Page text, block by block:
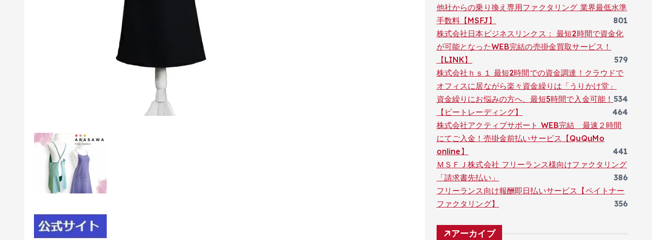
他社からの乗り換え専用ファクタリング 業界最低水準
手数料【MSFJ】
801
株式会社日本ビジネスリンクス： 最短2時間で資金化
が可能となったWEB完結の売掛金買取サービス！
【LINK】
579
株式会社ｈｓ１ 最短2時間での資金調達！クラウドで
オフィスに居ながら楽々資金繰りは「うりかけ堂」
534
資金繰りにお悩みの方へ、最短5時間で入金可能！
【ビートレーディング】
464
株式会社アクティブサポート WEB完結 最速２時間
にてご入金！売掛金前払いサービス【QuQuMo
online】
441
ＭＳＦＪ株式会社 フリーランス様向けファクタリング
「請求書先払い」
386
フリーランス向け報酬即日払いサービス【ペイトナー
ファクタリング】
356
アーカイブ